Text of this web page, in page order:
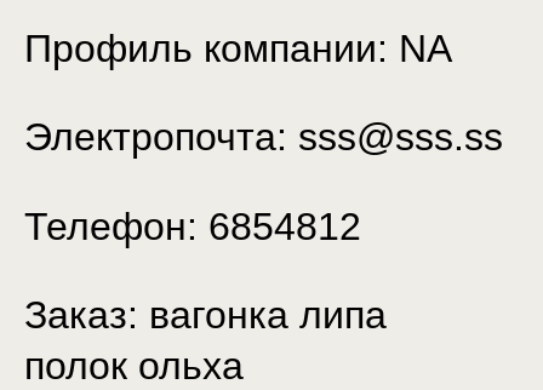
Профиль компании: NA
Электропочта: sss@sss.ss
Телефон: 6854812
Заказ: вагонка липа
полок ольха